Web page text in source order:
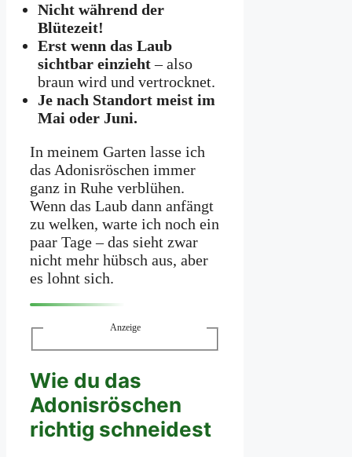
Nicht während der
Blütezeit!
Erst wenn das Laub
sichtbar einzieht– also
braun wird und vertrocknet.
Je nach Standort meist im
Mai oder Juni.
In meinem Garten lasse ich
das Adonisröschen immer
ganz in Ruhe verblühen.
Wenn das Laub dann anfängt
zu welken, warte ich noch ein
paar Tage – das sieht zwar
nicht mehr hübsch aus, aber
es lohnt sich.
Anzeige
Wie du das
Adonisröschen
richtig schneidest